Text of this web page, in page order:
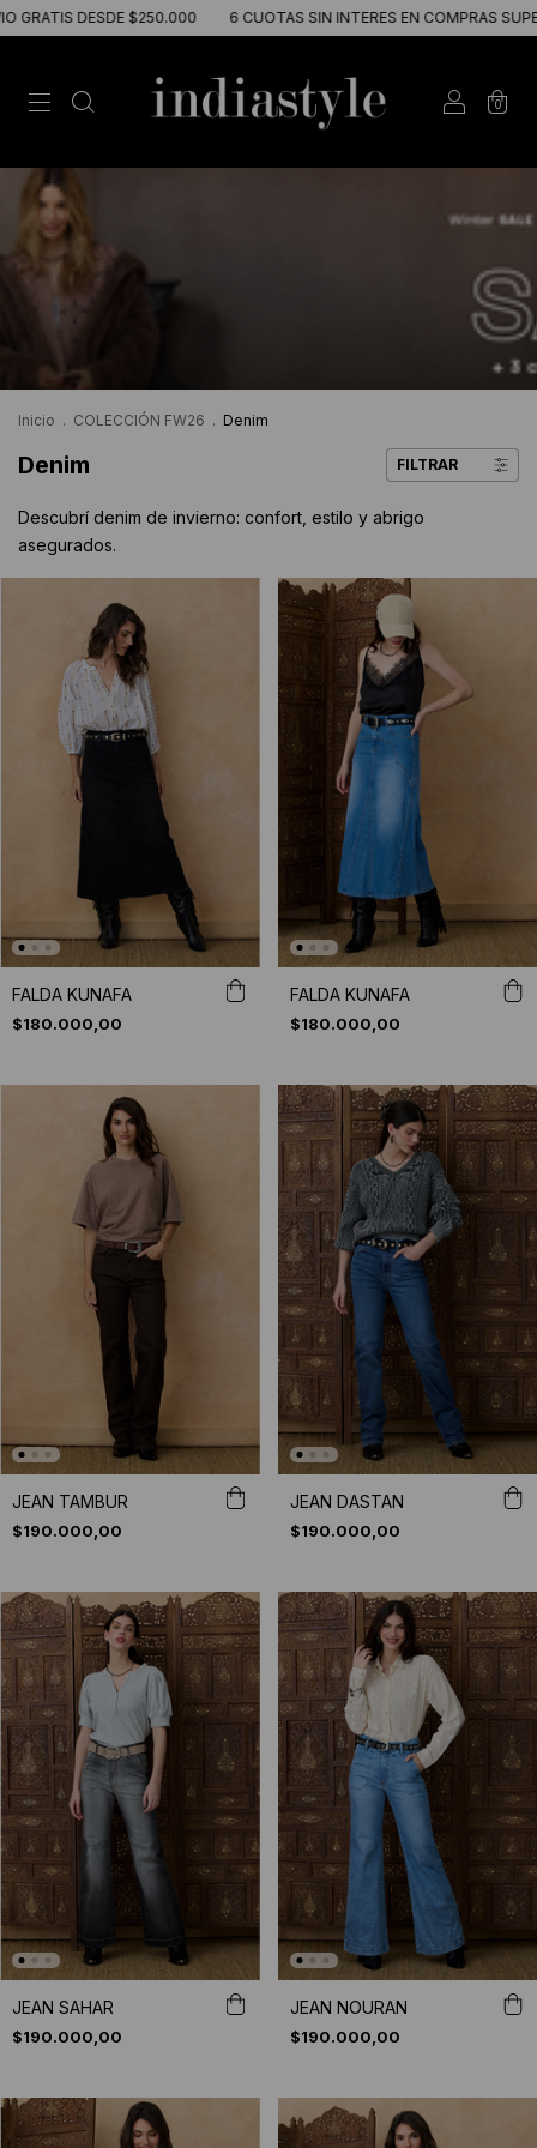
$250.000 6 CUOTAS SIN INTERES EN COMPRAS SUPERIORES
0
Inicio . COLECCIÓN FW26 . Denim
Denim FILTRAR
Descubrí denim de invierno: confort, estilo y abrigo
asegurados.
FALDA KUNAFA
$180.000,00
FALDA KUNAFA
$180.000,00
JEAN TAMBUR
$190.000,00
JEAN DASTAN
$190.000,00
JEAN SAHAR
$190.000,00
JEAN NOURAN
$190.000,00